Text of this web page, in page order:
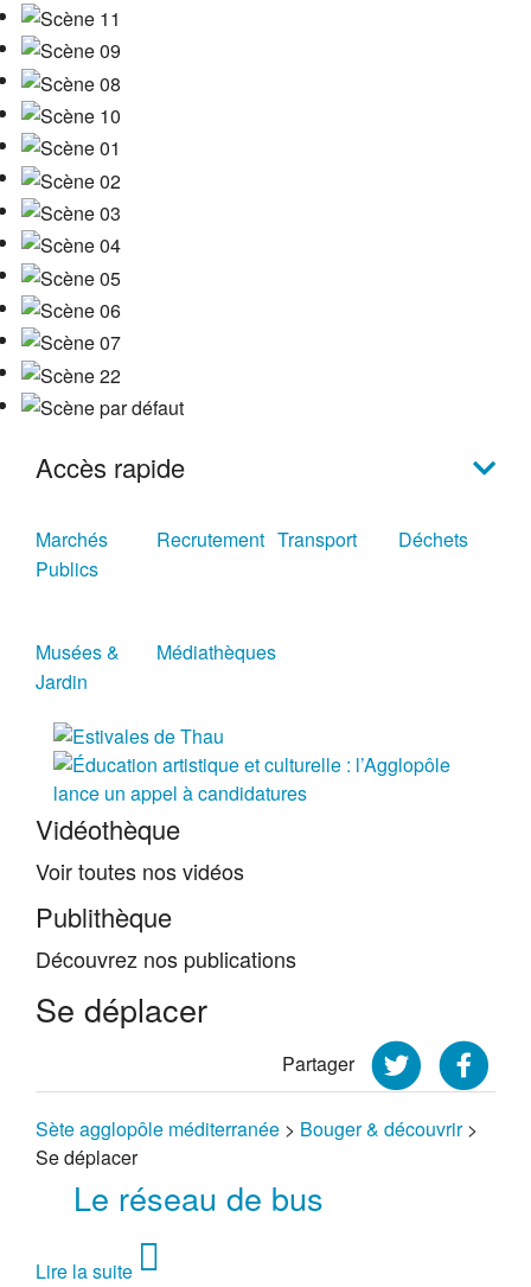
Accès rapide
Marchés
Publics
Recrutement Transport Déchets
Musées &
Jardin
Médiathèques
Vidéothèque
Voir toutes nos vidéos
Publithèque
Découvrez nos publications
Se déplacer
Partager
Sète agglopôle méditerranée > Bouger & découvrir>
Se déplacer
Le réseau de bus
Lire la suite